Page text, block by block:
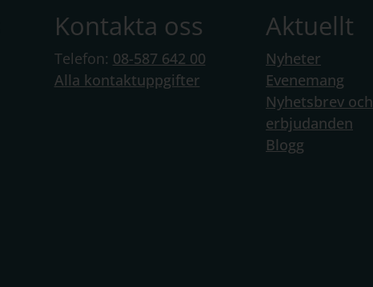
Kontakta oss
Telefon: 08-587 642 00
Alla kontaktuppgifter
Aktuellt
Nyheter
Evenemang
Nyhetsbrev och
erbjudanden
Blogg